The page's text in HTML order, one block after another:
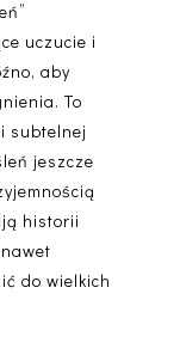
uczucie i
aby
To
subtelnej
jeszcze
historii
do wielkich